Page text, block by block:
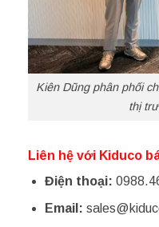
Kiên Dũng phân phối
thị
Liên hệ với Kiduco
Điện thoại:
Email: